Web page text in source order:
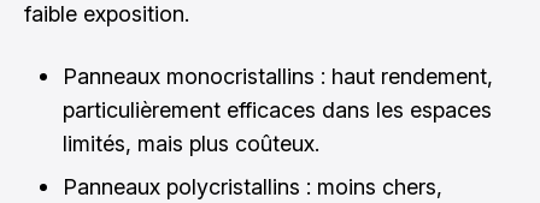
faible exposition.
Panneaux monocristallins : haut rendement,
particulièrement efficaces dans les espaces
limités, mais plus coûteux.
Panneaux polycristallins : moins chers,